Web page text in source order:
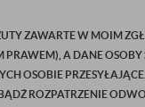
ZAWARTE W MOIM
A DANE
OSOBIE
ROZPATRZENIE